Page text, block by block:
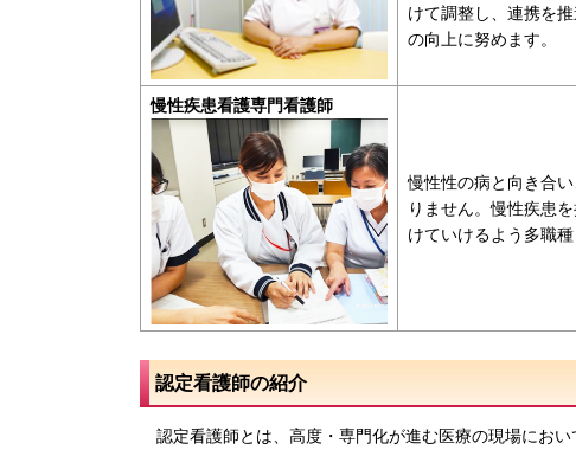
けて調整し、連携を
の向上に努めます。
慢性疾患看護専門看護師
慢性性の病と向き合
りません。慢性疾患
けていけるよう多職
認定看護師の紹介
認定看護師とは、高度・専門化が進む医療の現場にお